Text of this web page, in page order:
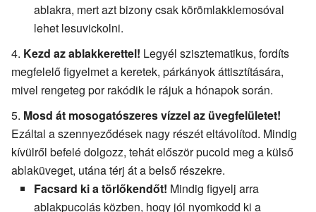
ablakra, mert azt bizony csak körömlakklemosóval
lehet lesuvickolni.
Kezd az ablakkerettel! Legyél szisztematikus, fordíts
megfelelő figyelmet a keretek, párkányok áttisztítására,
mivel rengeteg por rakódik le rájuk a hónapok során.
Mosd át mosogatószeres vízzel az üvegfelületet!
Ezáltal a szennyeződések nagy részét eltávolítod. Mindig
kívülről befelé dolgozz, tehát először pucold meg a külső
ablaküveget, utána térj át a belső részekre.
Facsard ki a törlőkendőt! Mindig figyelj arra
ablakpucolás közben, hogy jól nyomkodd ki a